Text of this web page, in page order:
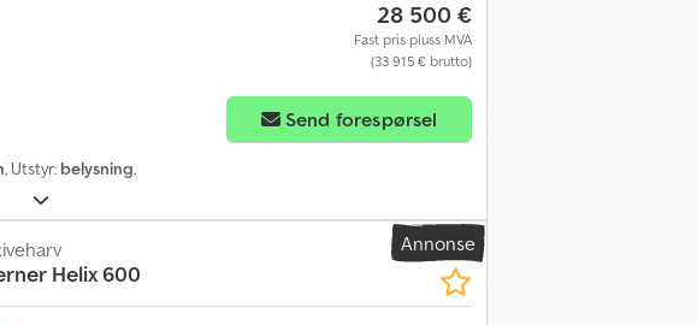
28 500 €
Fast pris pluss MVA
(33 915 € brutto)
Send forespørsel
, Utstyr: belysning,
Annonse
Helix 600
o
v
e
r
1
4